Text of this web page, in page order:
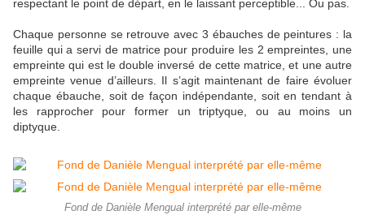
respectant le point de départ, en le laissant perceptible... Ou pas.
Chaque personne se retrouve avec 3 ébauches de peintures : la
feuille qui a servi de matrice pour produire les 2 empreintes, une
empreinte qui est le double inversé de cette matrice, et une autre
empreinte venue d’ailleurs. Il s’agit maintenant de faire évoluer
chaque ébauche, soit de façon indépendante, soit en tendant à
les rapprocher pour former un triptyque, ou au moins un
diptyque.
Fond de Danièle Mengual interprété par elle-même